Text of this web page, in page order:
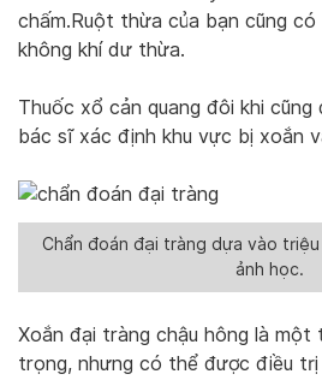
chấm.Ruột thừa của bạn cũng
không khí dư thừa.
Thuốc xổ cản quang đôi khi cũng
bác sĩ xác định khu vực bị xoắn
Chẩn đoán đại tràng dựa vào
ảnh học.
Xoắn đại tràng chậu hông là một
trọng, nhưng có thể được điều